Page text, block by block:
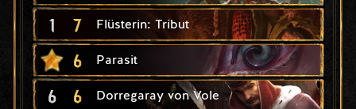
1 7 Flüsterin: Tribut
6 Parasit
6 6 Dorregaray von Vole